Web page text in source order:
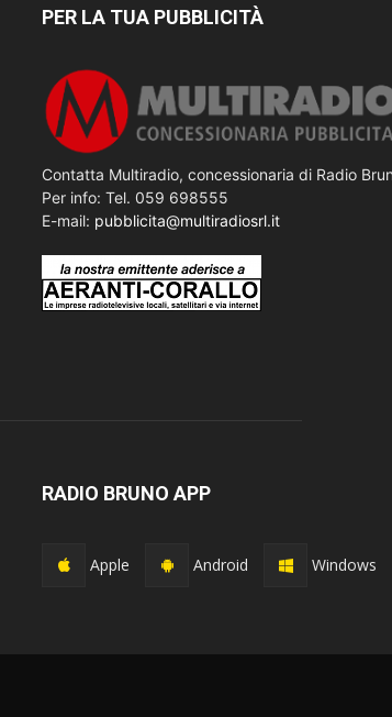
PER LA TUA PUBBLICITÀ
Contatta Multiradio, concessionaria di Radio
Per info: Tel. 059 698555
E-mail: pubblicita@multiradiosrl.it
RADIO BRUNO APP
Apple Android Windows